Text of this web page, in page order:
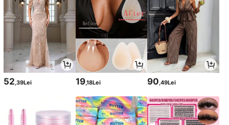
52 ,39Lei 19,18Lei 90 ,49Lei